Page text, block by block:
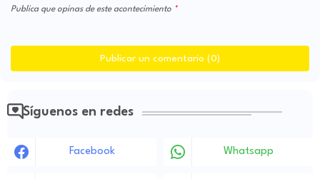
Publica que opinas de este acontecimiento
Publicar un comentario (0)
Síguenos en redes
Facebook Whatsapp